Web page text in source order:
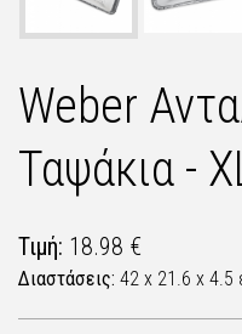
Weber
Ταψάκια -
Τιμή: 18.98 €
Διαστάσεις: 42 x 21.6 x 4.5